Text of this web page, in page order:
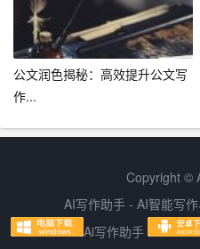
满意度。
3. 积极反馈客户需求和意见
力支持。
2. 为服务员提供职业发展指
公文润色揭秘：高效提升公文写
作...
Copyright ©
AI写作助手 - AI智能写
Ai写作助手